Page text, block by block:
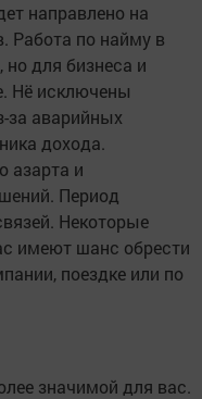
направлено на
Работа по найму в
для бизнеса и
Нё исключены
за аварийных
дохода.
азарта и
Период
Некоторые
имеют шанс обрести
поездке или по
значимой для вас.